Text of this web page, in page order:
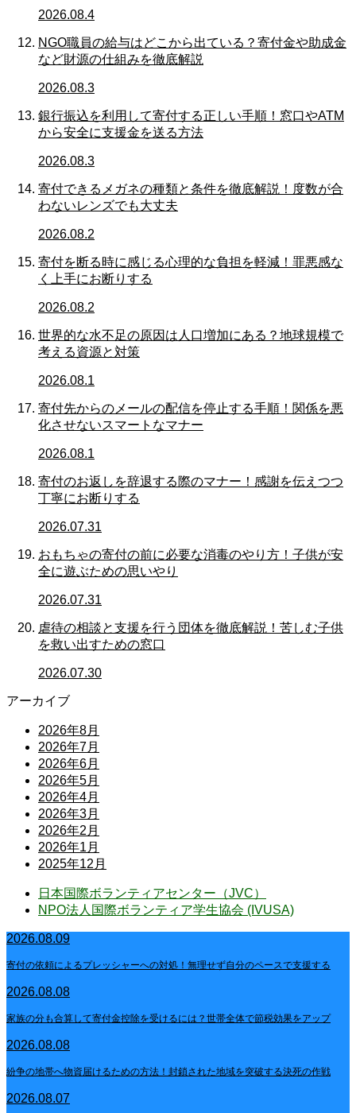
2026.08.4
NGO職員の給与はどこから出ている？寄付金や助成金
など財源の仕組みを徹底解説
2026.08.3
銀行振込を利用して寄付する正しい手順！窓口やATM
から安全に支援金を送る方法
2026.08.3
寄付できるメガネの種類と条件を徹底解説！度数が合
わないレンズでも大丈夫
2026.08.2
寄付を断る時に感じる心理的な負担を軽減！罪悪感な
く上手にお断りする
2026.08.2
世界的な水不足の原因は人口増加にある？地球規模で
考える資源と対策
2026.08.1
寄付先からのメールの配信を停止する手順！関係を悪
化させないスマートなマナー
2026.08.1
寄付のお返しを辞退する際のマナー！感謝を伝えつつ
丁寧にお断りする
2026.07.31
おもちゃの寄付の前に必要な消毒のやり方！子供が安
全に遊ぶための思いやり
2026.07.31
虐待の相談と支援を行う団体を徹底解説！苦しむ子供
を救い出すための窓口
2026.07.30
アーカイブ
2026年8月
2026年7月
2026年6月
2026年5月
2026年4月
2026年3月
2026年2月
2026年1月
2025年12月
日本国際ボランティアセンター（JVC）
NPO法人国際ボランティア学生協会 (IVUSA)
2026.08.09
寄付の依頼によるプレッシャーへの対処！無理せず自分のペースで支援する
2026.08.08
家族の分も合算して寄付金控除を受けるには？世帯全体で節税効果をアップ
2026.08.08
紛争の地帯へ物資届けるための方法！封鎖された地域を突破する決死の作戦
2026.08.07